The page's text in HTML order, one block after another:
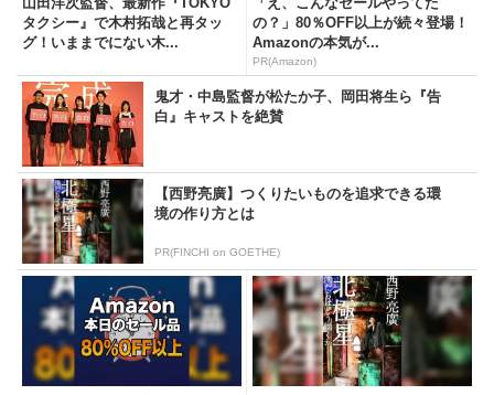
タクシー』で木村拓哉と再タッ
グ！いままでにない木...
の？」80％OFF以上が続々登場！
Amazonの本気が...
PR(Amazon)
鬼才・中島監督が松たか子、岡田将生ら『告
白』キャストを絶賛
【西野亮廣】つくりたいものを追求できる環
境の作り方とは
PR(FINCHI on GOETHE)